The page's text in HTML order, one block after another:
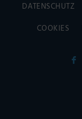
DATENSCHUTZ
COOKIES